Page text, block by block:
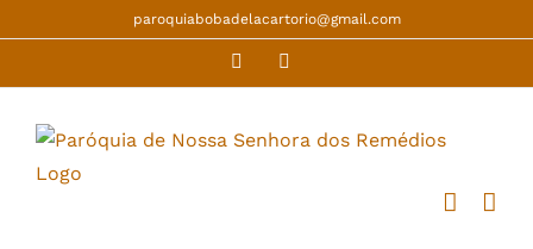
content
paroquiabobadelacartorio@gmail.com
Facebook